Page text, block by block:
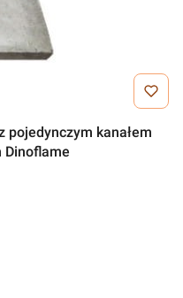
pojedynczym kanałem
Dinoflame